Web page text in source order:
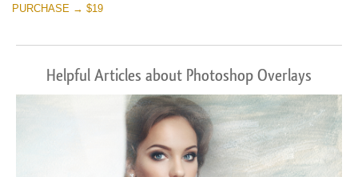
PURCHASE → $19
Helpful Articles about Photoshop Overlays